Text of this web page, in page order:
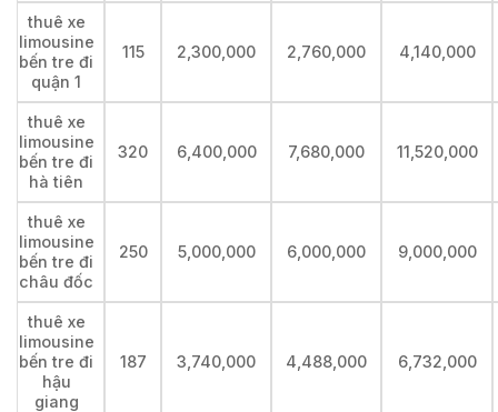
thuê xe
limousine
bến tre đi
quận 1
115 2,300,000 2,760,000 4,140,000
thuê xe
limousine
bến tre đi
hà tiên
320 6,400,000 7,680,000 11,520,000
thuê xe
limousine
bến tre đi
châu đốc
250 5,000,000 6,000,000 9,000,000
thuê xe
limousine
bến tre đi
hậu
giang
187 3,740,000 4,488,000 6,732,000